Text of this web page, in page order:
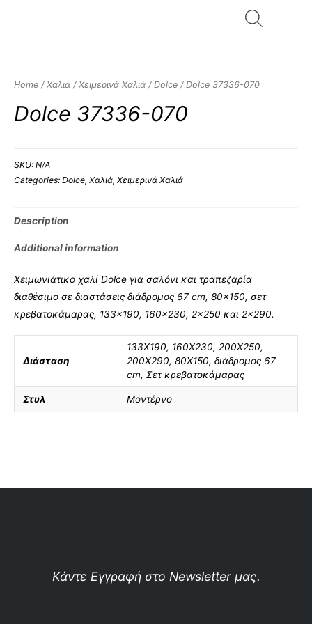
Home / Χαλιά / Χειμερινά Χαλιά / Dolce / Dolce 37336-070
Dolce 37336-070
SKU: N/A
Categories: Dolce, Χαλιά, Χειμερινά Χαλιά
Description
Additional information
Χειμωνιάτικο χαλί Dolce για σαλόνι και τραπεζαρία
διαθέσιμο σε διαστάσεις διάδρομος 67 cm, 80×150, σετ
κρεβατοκάμαρας, 133×190, 160×230, 2×250 και 2×290.
Διάσταση
133Χ190, 160X230, 200X250,
200X290,80X150,διάδρομος 67
cm,Σετ κρεβατοκάμαρας
Στυλ Μοντέρνο
Κάντε Εγγραφή στο Newsletter μας.